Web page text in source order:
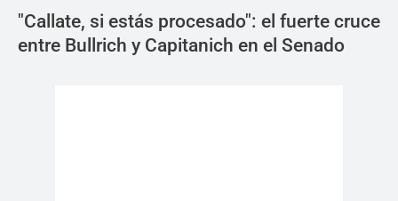
"Callate, si estás procesado": el fuerte cruce
entre Bullrich y Capitanich en el Senado